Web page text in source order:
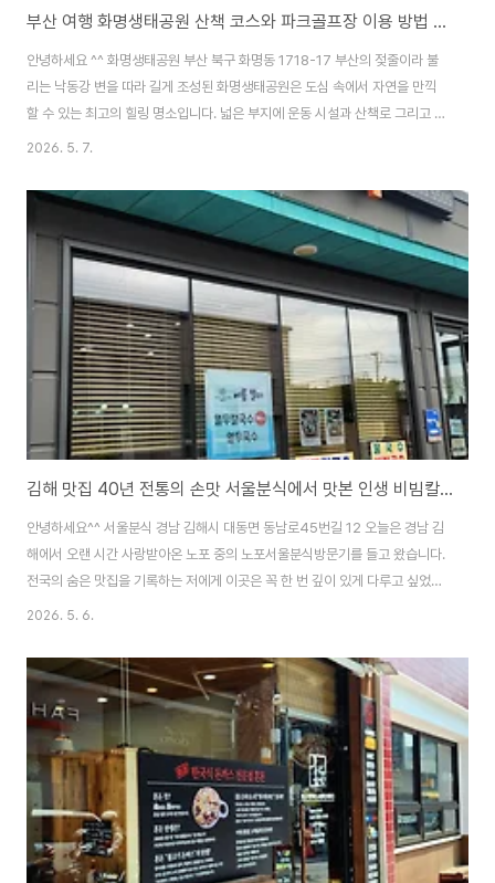
부산 여행 화명생태공원 산책 코스와 파크골프장 이용 방법 총정리
안녕하세요 ^^ 화명생태공원 부산 북구 화명동 1718-17 부산의 젖줄이라 불
리는 낙동강 변을 따라 길게 조성된 화명생태공원은 도심 속에서 자연을 만끽
할 수 있는 최고의 힐링 명소입니다. 넓은 부지에 운동 시설과 산책로 그리고 생
태 보존 구역이 어우러져 있어 가족 단위 방문객은 물론 운동을 즐기는 시민들
방문 전 꼭 알아야 할 정보들을 상세히 정리해 보겠습니다.1. 주민들의 손길로
피어난 낙동강 희망의 숲공원 산책로를 걷다 보면 발걸음을 멈추게 하는 기념
비를 발견할 수 있습니다. 바로 낙동강 희망의 숲 조성 기념비입니다. 이곳은
2011년 3월 지역 주민들이 자발적으로 참여하여 나무를 심고 가꾸어 만든 뜻
깊은 공간입니다.단순히..
2026. 5. 7.
김해 맛집 40년 전통의 손맛 서울분식에서 맛본 인생 비빔칼국수와 찐만두
안녕하세요^^ 서울분식 경남 김해시 대동면 동남로45번길 12 오늘은 경남 김
해에서 오랜 시간 사랑받아온 노포 중의 노포서울분식방문기를 들고 왔습니다.
전국의 숨은 맛집을 기록하는 저에게 이곳은 꼭 한 번 깊이 있게 다루고 싶었던
공간인데요.1983년부터 시작된 이 집의 내공은 단순히 가성비라는 단어로만
김해 서울분식 입구에 들어서면 가장 먼저 눈에 띄는 것이 행정안전부와 김해
시가 인증한 착한 가격 모범업소 명패입니다.요즘처럼 물가가 무섭게 치솟는
시기에 칼국수 한 그릇을 6,000원에 맛볼 수 있다는 것은 소비자 입장에서 더
할 나위 없는 축복이죠.하지만 가격보다 놀라운 것은 매장의 청결도였습니다.
보통 40년이 넘은 노포라..
2026. 5. 6.